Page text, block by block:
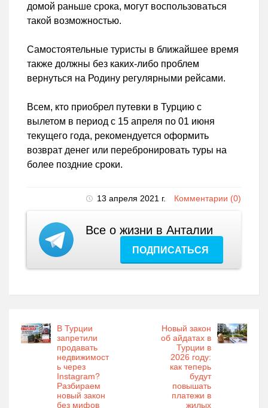
домой раньше срока, могут воспользоваться
такой возможностью.
Самостоятельные туристы в ближайшее время
также должны без каких-либо проблем
вернуться на Родину регулярными рейсами.
Всем, кто приобрел путевки в Турцию с
вылетом в период с 15 апреля по 01 июня
текущего года, рекомендуется оформить
возврат денег или перебронировать туры на
более поздние сроки.
13 апреля 2021 г. Комментарии (0)
Все о жизни в Анталии
ПОДПИСАТЬСЯ
В Турции
запретили
продавать
недвижимост
ь через
Instagram?
Разбираем
новый закон
без мифов
Новый закон
об айдатах в
Турции в
2026 году:
как теперь
будут
повышать
платежи в
жилых